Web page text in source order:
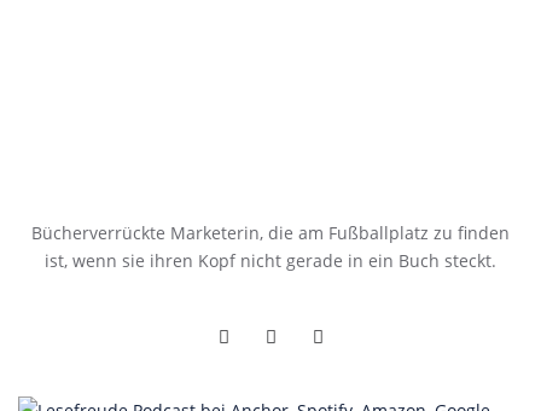
Bücherverrückte Marketerin, die am Fußballplatz zu finden
ist, wenn sie ihren Kopf nicht gerade in ein Buch steckt.